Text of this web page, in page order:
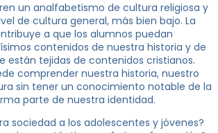
un analfabetismo de cultura religiosa y
de cultura general, más bien bajo. La
a que los alumnos puedan
contenidos de nuestra historia y de
están tejidas de contenidos cristianos.
comprender nuestra historia, nuestro
sin tener un conocimiento notable de la
parte de nuestra identidad.
sociedad a los adolescentes y jóvenes?